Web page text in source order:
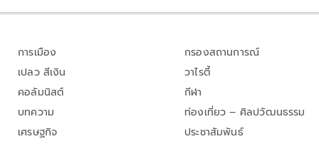
การเมือง
เปลว สีเงิน
คอลัมนิสต์
บทความ
เศรษฐกิจ
กรองสถานการณ์
วาไรตี้
กีฬา
ท่องเที่ยว – ศิลปวัฒนธรรม
ประชาสัมพันธ์